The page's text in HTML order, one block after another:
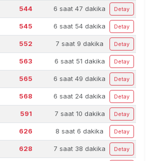
544 6 saat 47 dakika Detay
545 6 saat 54 dakika Detay
552 7 saat 9 dakika Detay
563 6 saat 51 dakika Detay
565 6 saat 49 dakika Detay
568 6 saat 24 dakika Detay
591 7 saat 10 dakika Detay
626 8 saat 6 dakika Detay
628 7 saat 38 dakika Detay